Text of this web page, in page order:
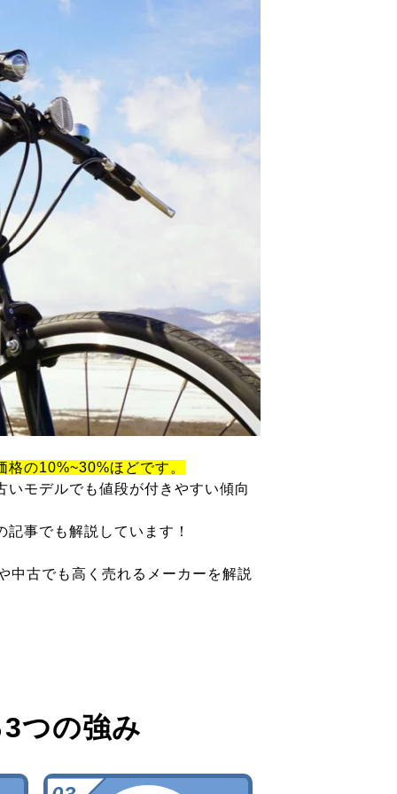
格の10%~30%ほどです。
モデルでも値段が付きやすい傾向
事でも解説しています！
中古でも高く売れるメーカーを解説
3つの強み